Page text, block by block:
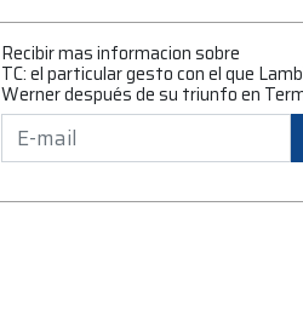
Recibir mas informacion sobre
TC: el particular gesto con el que
Werner después de su triunfo en